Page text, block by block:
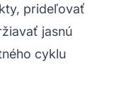
prideľovať
jasnú
cyklu